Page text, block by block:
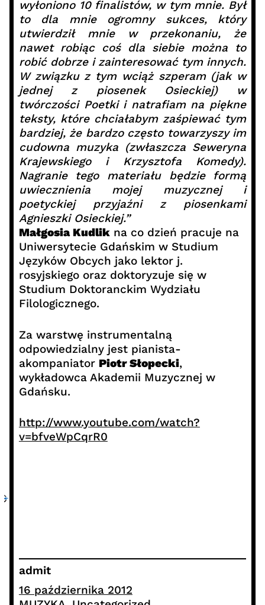
wyłoniono 10 finalistów, w tym mnie. Był
to dla mnie ogromny sukces, który
utwierdził mnie w przekonaniu, że
nawet robiąc coś dla siebie można to
robić dobrze i zainteresować tym innych.
W związku z tym wciąż szperam (jak w
jednej z piosenek Osieckiej) w
twórczości Poetki i natrafiam na piękne
teksty, które chciałabym zaśpiewać tym
bardziej, że bardzo często towarzyszy im
cudowna muzyka (zwłaszcza Seweryna
Krajewskiego i Krzysztofa Komedy).
Nagranie tego materiału będzie formą
uwiecznienia mojej muzycznej i
poetyckiej przyjaźni z piosenkami
Agnieszki Osieckiej.”
Małgosia Kudlikna co dzień pracuje na
Uniwersytecie Gdańskim w Studium
Języków Obcych jako lektor j.
rosyjskiego oraz doktoryzuje się w
Studium Doktoranckim Wydziału
Filologicznego.
Za warstwę instrumentalną
odpowiedzialny jest pianista-
akompaniator Piotr Słopecki,
wykładowca Akademii Muzycznej w
Gdańsku.
http://www.youtube.com/watch?
v=bfveWpCqrR0
admit
16 października 2012